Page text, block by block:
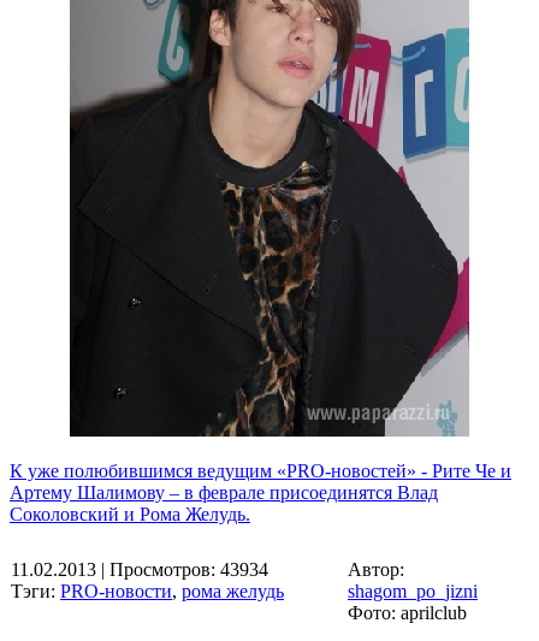
К уже полюбившимся ведущим «PRO-новостей» - Рите Че и
Артему Шалимову – в феврале присоединятся Влад
Соколовский и Рома Желудь.
11.02.2013 | Просмотров: 43934
Тэги: PRO-новости, рома желудь
Автор:
shagom_po_jizni
Фото: aprilclub